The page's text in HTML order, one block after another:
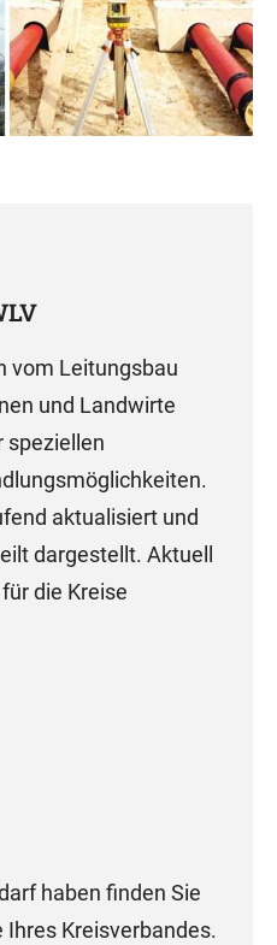
vom Leitungsbau
und Landwirte
speziellen
aktualisiert und
dargestellt. Aktuell
die Kreise
haben finden Sie
Ihres Kreisverbandes.